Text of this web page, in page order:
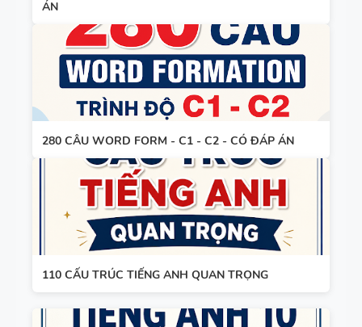
ANH 8 -
GLOBAL
SUCCESS -
HỌC KỲ 1
TỪ VỰNG -
NGỮ PHÁP
- TIẾNG
ANH 7 -
GLOBAL
SUCCESS -
HỌC KỲ 1
GIÁO ÁN
THAM
KHẢO -
10 -
ÁN
280 CÂU WORD FORM - C1 - C2 - CÓ ĐÁP ÁN
110 CẤU TRÚC TIẾNG ANH QUAN TRỌNG